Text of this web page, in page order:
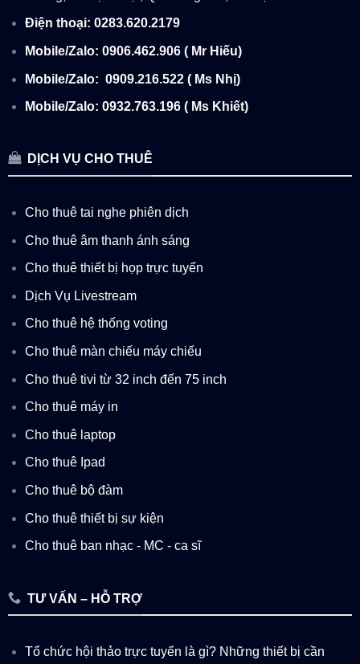
Điện thoại: 0283.620.2179
Mobile/Zalo: 0906.462.906 ( Mr Hiếu)
Mobile/Zalo: 0909.216.522 ( Ms Nhị)
Mobile/Zalo: 0932.763.196 ( Ms Khiết)
DỊCH VỤ CHO THUÊ
Cho thuê tai nghe phiên dịch
Cho thuê âm thanh ánh sáng
Cho thuê thiết bị họp trực tuyến
Dịch Vụ Livestream
Cho thuê hệ thống voting
Cho thuê màn chiếu máy chiếu
Cho thuê tivi từ 32 inch đến 75 inch
Cho thuê máy in
Cho thuê laptop
Cho thuê Ipad
Cho thuê bộ đàm
Cho thuê thiết bị sự kiện
Cho thuê ban nhạc - MC - ca sĩ
TƯ VẤN – HỖ TRỢ
Tổ chức hội thảo trực tuyến là gì? Những thiết bị cần